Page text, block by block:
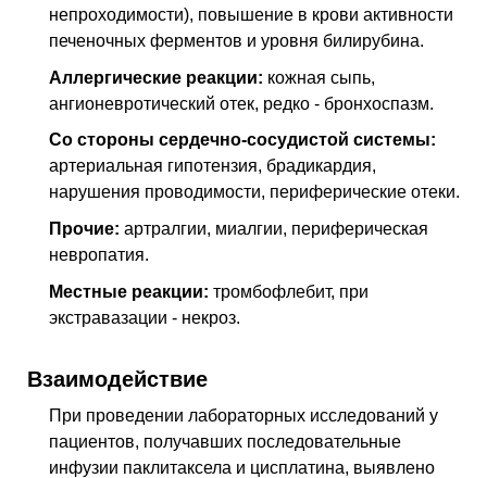
непроходимости), повышение в крови активности
печеночных ферментов и уровня билирубина.
Аллергические реакции: кожная сыпь,
ангионевротический отек, редко - бронхоспазм.
Со стороны сердечно-сосудистой системы:
артериальная гипотензия, брадикардия,
нарушения проводимости, периферические отеки.
Прочие: артралгии, миалгии, периферическая
невропатия.
Местные реакции: тромбофлебит, при
экстравазации - некроз.
Взаимодействие
При проведении лабораторных исследований у
пациентов, получавших последовательные
инфузии паклитаксела и цисплатина, выявлено